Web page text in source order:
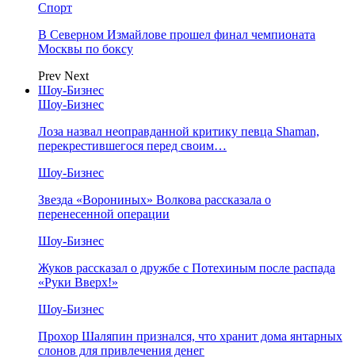
Спорт
В Северном Измайлове прошел финал чемпионата
Москвы по боксу
Prev Next
Шоу-Бизнес
Шоу-Бизнес
Лоза назвал неоправданной критику певца Shaman,
перекрестившегося перед своим…
Шоу-Бизнес
Звезда «Ворониных» Волкова рассказала о
перенесенной операции
Шоу-Бизнес
Жуков рассказал о дружбе с Потехиным после распада
«Руки Вверх!»
Шоу-Бизнес
Прохор Шаляпин признался, что хранит дома янтарных
слонов для привлечения денег